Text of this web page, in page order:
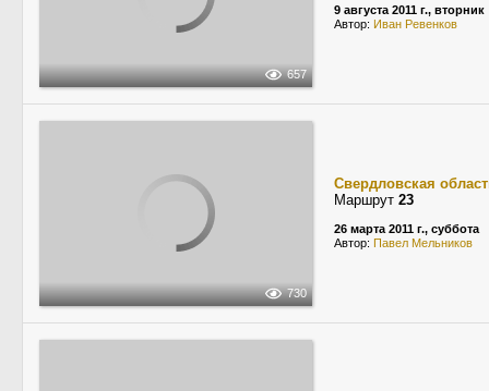
657
9 августа 2011 г., вторник
Автор: Иван Ревенков
730
Свердловская
Маршрут 23
26 марта 2011 г., суббота
Автор: Павел Мельников